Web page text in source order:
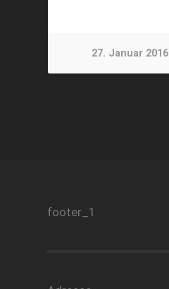
27. Januar 2016
footer_1